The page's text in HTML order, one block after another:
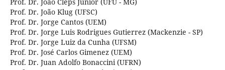
Prof. Dr. João Klug (UFSC)
Prof. Dr. Jorge Cantos (UEM)
Prof. Dr. Jorge Luis Rodrigues Gutierrez (Mackenzie - SP)
Prof. Dr. Jorge Luiz da Cunha (UFSM)
Prof. Dr. José Carlos Gimenez (UEM)
Prof. Dr. Juan Adolfo Bonaccini (UFRN)